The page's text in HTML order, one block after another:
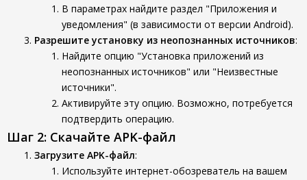
В параметрах найдите раздел "Приложения и
уведомления" (в зависимости от версии Android).
Разрешите установку из неопознанных источников:
Найдите опцию "Установка приложений из
неопознанных источников" или "Неизвестные
источники".
Активируйте эту опцию. Возможно, потребуется
подтвердить операцию.
Шаг 2: Скачайте APK-файл
Загрузите APK-файл:
Используйте интернет-обозреватель на вашем